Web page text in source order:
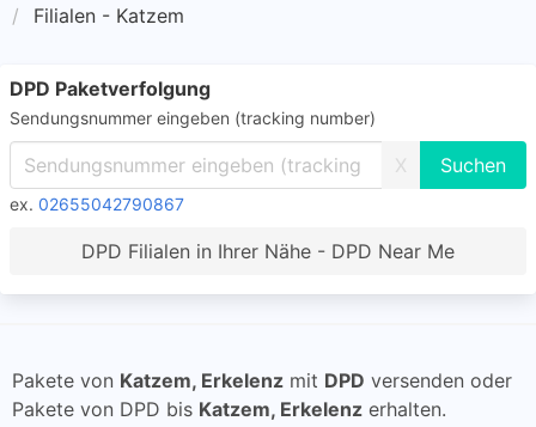
Filialen - Katzem
DPD Paketverfolgung
Sendungsnummer eingeben (tracking number)
X
ex. 02655042790867
DPD Filialen in Ihrer Nähe - DPD Near Me
Pakete von Katzem, Erkelenz mit DPD versenden oder
Pakete von DPD bis Katzem, Erkelenz erhalten.